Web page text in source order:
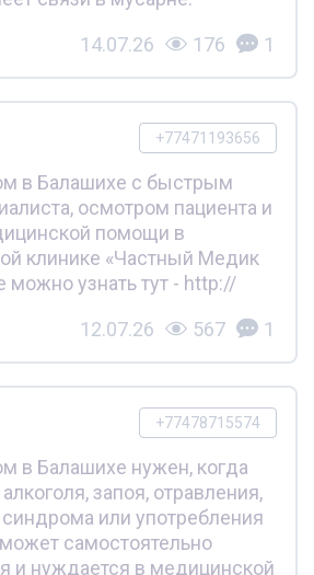
14.07.26 176 1
+77471193656
в Балашихе с быстрым
осмотром пациента и
помощи в
клинике «Частный Медик
можно узнать тут - http://
12.07.26 567 1
+77478715574
в Балашихе нужен, когда
запоя, отравления,
синдрома или употребления
самостоятельно
и нуждается в медицинской